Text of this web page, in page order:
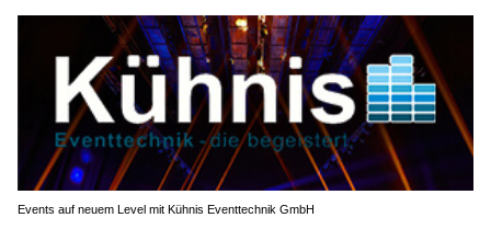
Events auf neuem Level mit Kühnis Eventtechnik GmbH